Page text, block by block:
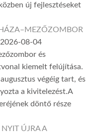
új fejlesztéseket
2026-08-04
és
kiemelt felújítása.
végéig tart, és
a kivitelezést.A
döntő része
ÚJRA A